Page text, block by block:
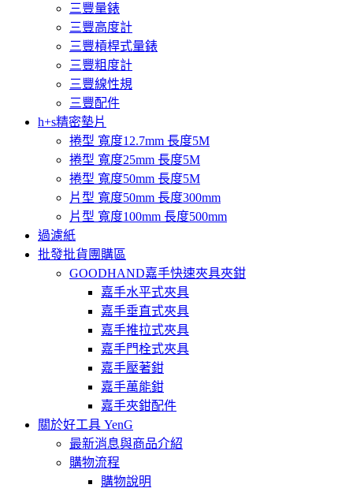
三豐量錶
三豐高度計
三豐槓桿式量錶
三豐粗度計
三豐線性規
三豐配件
h+s精密墊片
捲型 寬度12.7mm 長度5M
捲型 寬度25mm 長度5M
捲型 寬度50mm 長度5M
片型 寬度50mm 長度300mm
片型 寬度100mm 長度500mm
過濾紙
批發批貨團購區
GOODHAND嘉手快速夾具夾鉗
嘉手水平式夾具
嘉手垂直式夾具
嘉手推拉式夾具
嘉手門栓式夾具
嘉手壓著鉗
嘉手萬能鉗
嘉手夾鉗配件
關於好工具 YenG
最新消息與商品介紹
購物流程
購物說明